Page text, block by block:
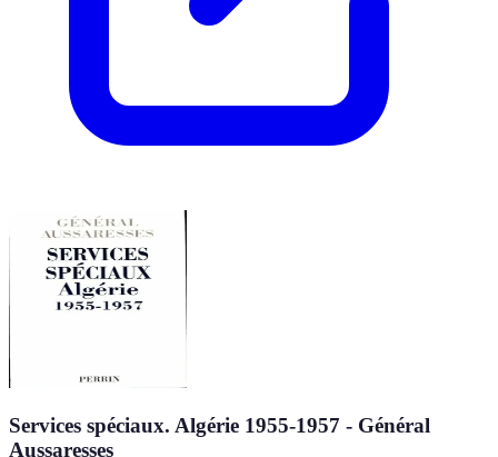
Services spéciaux. Algérie 1955-1957 - Général
Aussaresses